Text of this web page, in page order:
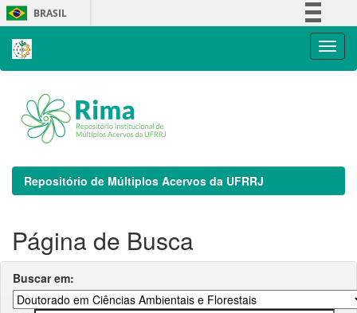
Skip
navigation
BRASIL
Repositório de Múltiplos Acervos da UFRRJ
Página de Busca
Buscar em: